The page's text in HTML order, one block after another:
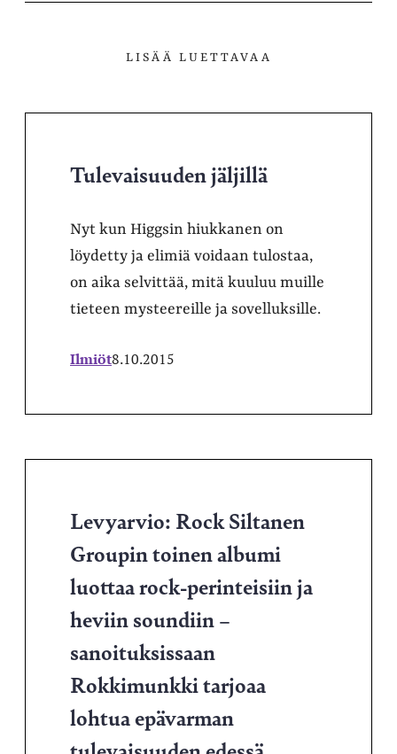
LISÄÄ LUETTAVAA
Tulevaisuuden jäljillä
Nyt kun Higgsin hiukkanen on
löydetty ja elimiä voidaan tulostaa,
on aika selvittää, mitä kuuluu muille
tieteen mysteereille ja sovelluksille.
Ilmiöt8.10.2015
Levyarvio: Rock Siltanen
Groupin toinen albumi
luottaa rock-perinteisiin ja
heviin soundiin –
sanoituksissaan
Rokkimunkki tarjoaa
lohtua epävarman